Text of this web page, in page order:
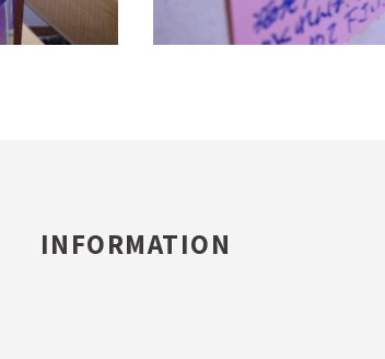
INFORMATION